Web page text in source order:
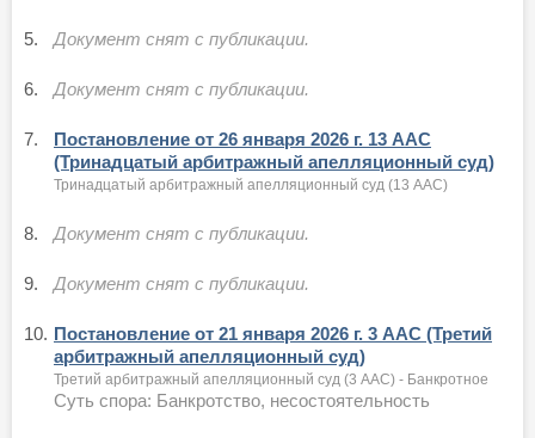
5. Документ снят с публикации.
6. Документ снят с публикации.
7.
Постановление от 26 января 2026 г. 13 ААС
(Тринадцатый арбитражный апелляционный суд)
Тринадцатый арбитражный апелляционный суд (13 ААС)
8. Документ снят с публикации.
9. Документ снят с публикации.
10. Постановление от 21 января 2026 г. 3 ААС (Третий
арбитражный апелляционный суд)
Третий арбитражный апелляционный суд (3 ААС) - Банкротное
Суть спора: Банкротство, несостоятельность